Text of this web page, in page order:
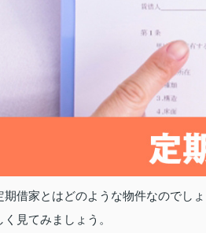
期借家とはどのような物件なのでし
く見てみましょう。